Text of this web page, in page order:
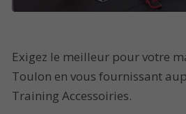
Exigez le meilleur pour votre
Toulon en vous fournissant
Training Accessoiries.